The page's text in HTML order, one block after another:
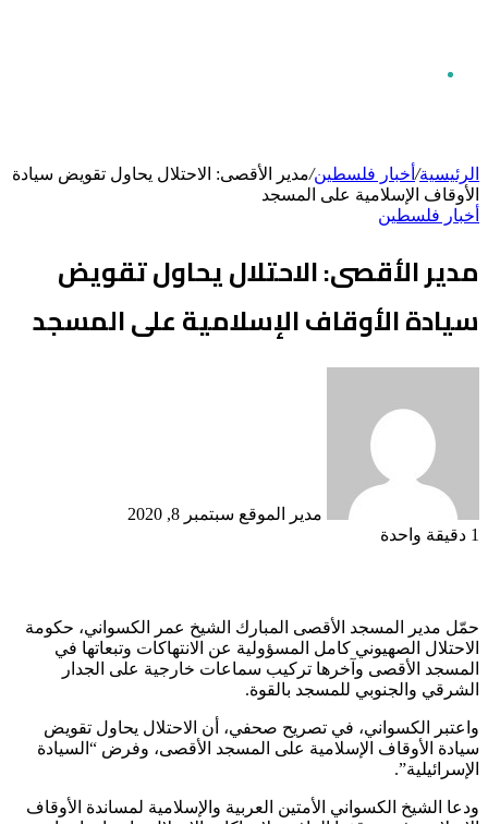
عن
الرئيسية/ أخبار فلسطين/مدير الأقصى: الاحتلال يحاول تقويض سيادة
الأوقاف الإسلامية على المسجد
أخبار فلسطين
مدير الأقصى: الاحتلال يحاول تقويض
سيادة الأوقاف الإسلامية على المسجد
مدير الموقع سبتمبر 8, 2020
1 دقيقة واحدة
حمّل مدير المسجد الأقصى المبارك الشيخ عمر الكسواني، حكومة
الاحتلال الصهيوني كامل المسؤولية عن الانتهاكات وتبعاتها في
المسجد الأقصى وآخرها تركيب سماعات خارجية على الجدار
الشرقي والجنوبي للمسجد بالقوة.
واعتبر الكسواني، في تصريح صحفي، أن الاحتلال يحاول تقويض
سيادة الأوقاف الإسلامية على المسجد الأقصى، وفرض “السيادة
الإسرائيلية”.
ودعا الشيخ الكسواني الأمتين العربية والإسلامية لمساندة الأوقاف